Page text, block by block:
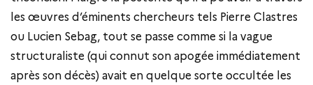
les œuvres d’éminents chercheurs tels Pierre Clastres
ou Lucien Sebag, tout se passe comme si la vague
structuraliste (qui connut son apogée immédiatement
après son décès) avait en quelque sorte occultée les